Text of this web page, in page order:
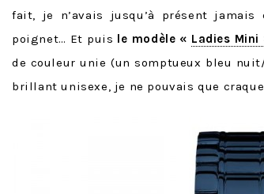
fait, je n’avais jusqu’à présent
poignet… Et puis le modèle « Ladies Mini
de couleur unie (un somptueux bleu
brillant unisexe, je ne pouvais que